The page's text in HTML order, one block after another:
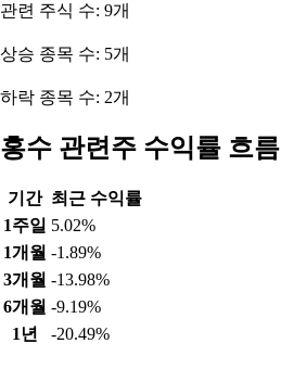
관련 주식 수: 9개
상승 종목 수: 5개
하락 종목 수: 2개
홍수 관련주 수익률 흐름
기간 최근 수익률
1주일 5.02%
1개월 -1.89%
3개월 -13.98%
6개월 -9.19%
1년
-20.49%